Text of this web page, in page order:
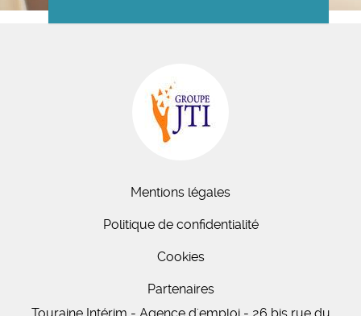
Mentions légales
Politique de confidentialité
Cookies
Partenaires